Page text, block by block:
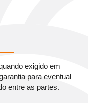
exigido em
para eventual
entre as partes.